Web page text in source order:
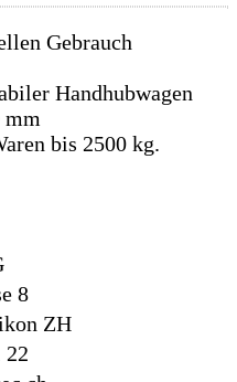
Gebrauch
Handhubwagen
mm
bis 2500 kg.
8
ZH
22